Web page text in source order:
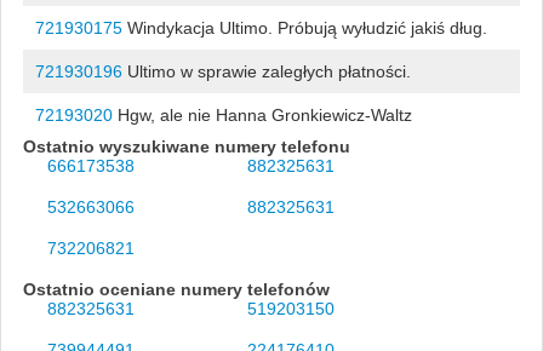
721930175Windykacja Ultimo. Próbują wyłudzić jakiś dług.
721930196Ultimo w sprawie zaległych płatności.
72193020Hgw, ale nie Hanna Gronkiewicz-Waltz
Ostatnio wyszukiwane numery telefonu
666173538
882325631
532663066 882325631
732206821
Ostatnio oceniane numery telefonów
882325631
519203150